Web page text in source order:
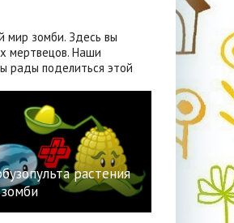
мир зомби. Здесь вы
мертвецов. Наши
рады поделиться этой
растения